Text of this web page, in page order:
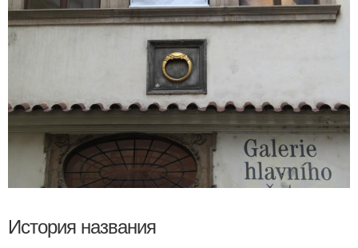
История названия